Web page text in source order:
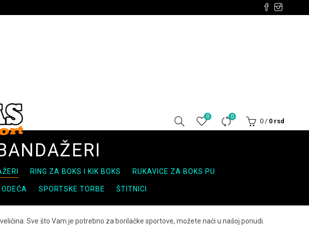
0 0
0 / 0 rsd
RING ZA BOKS I KIK BOKS RUKAVICE ZA BOKS PU
SPORTSKE TORBE ŠTITNICI
Sve što Vam je potrebno za borilačke sportove, možete naći u našoj ponudi.